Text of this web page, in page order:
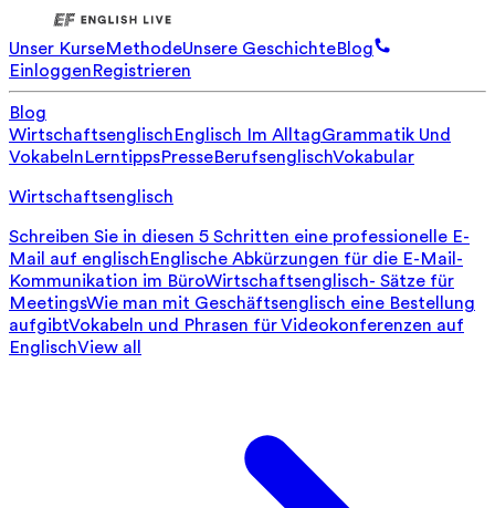
Unser KurseMethodeUnsere GeschichteBlog
EinloggenRegistrieren
Blog
WirtschaftsenglischEnglisch Im AlltagGrammatik Und
VokabelnLerntippsPresseBerufsenglischVokabular
Wirtschaftsenglisch
Schreiben Sie in diesen 5 Schritten eine professionelle E-
Mail auf englischEnglische Abkürzungen für die E-Mail-
Kommunikation im BüroWirtschaftsenglisch- Sätze für
MeetingsWie man mit Geschäftsenglisch eine Bestellung
aufgibtVokabeln und Phrasen für Videokonferenzen auf
EnglischView all